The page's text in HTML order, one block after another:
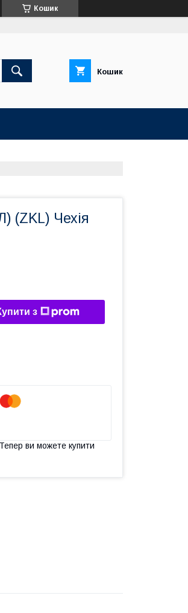
Кошик
Кошик
(ZKL) Чехія
з
ви можете купити